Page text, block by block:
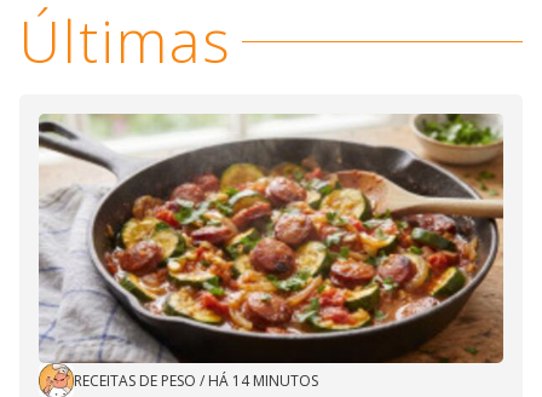
Últimas
RECEITAS DE PESO / HÁ 14 MINUTOS